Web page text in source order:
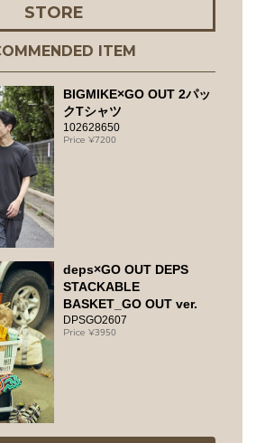
STORE
ITEM
BIGMIKE×GO OUT 2パッ
クTシャツ
102628650
7200
deps×GO OUT DEPS
STACKABLE
BASKET_GO OUT ver.
DPSGO2607
3950